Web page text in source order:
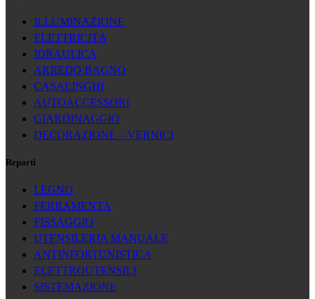
ILLUMINAZIONE
ELETTRICITÀ
IDRAULICA
ARREDO BAGNO
CASALINGHI
AUTOACCESSORI
GIARDINAGGIO
DECORAZIONE – VERNICI
Reparti
LEGNO
FERRAMENTA
FISSAGGIO
UTENSILERIA MANUALE
ANTINFORTUNISTICA
ELETTROUTENSILI
SISTEMAZIONE